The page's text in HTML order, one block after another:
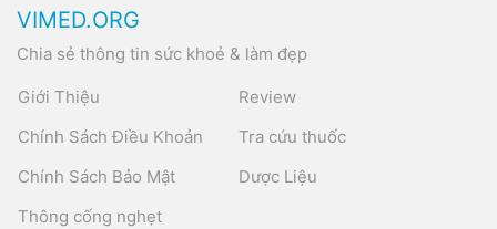
VIMED.ORG
Chia sẻ thông tin sức khoẻ & làm đẹp
Giới Thiệu
Chính Sách Điều Khoản
Chính Sách Bảo Mật
Thông cống nghẹt
Review
Tra cứu thuốc
Dược Liệu